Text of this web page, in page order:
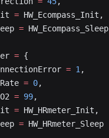
= HW_Ecompass_Init,
= HW_Ecompass_Sleep
= {
= 1 ,
= 0,
= 99,
= HW_HRmeter_Init,
= HW_HRmeter_Sleep